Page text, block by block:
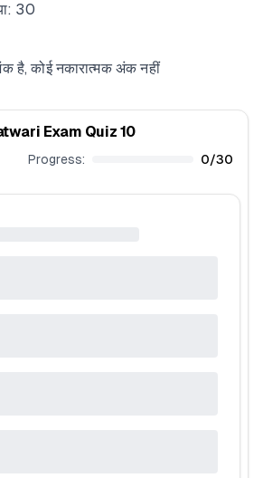
30
है, कोई नकारात्मक अंक नहीं
Exam Quiz 10
Progress: 0/30